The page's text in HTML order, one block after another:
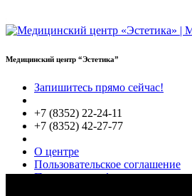
Медицинский центр “Эстетика”
Запишитесь прямо сейчас!
+7 (8352) 22-24-11
+7 (8352) 42-27-77
О центре
Пользовательское соглашение
Политики конфиденциальности